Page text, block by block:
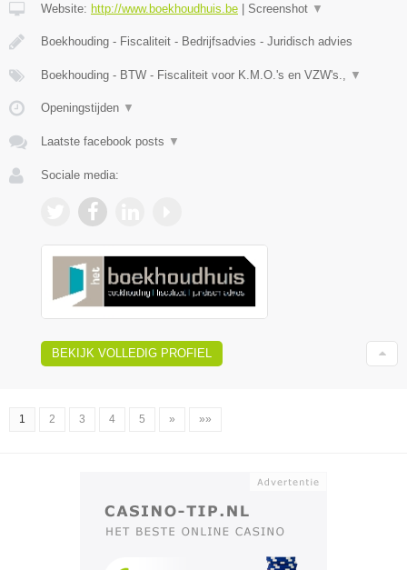
Website: http://www.boekhoudhuis.be Screenshot ▼
Boekhouding - Fiscaliteit - Bedrijfsadvies - Juridisch advies
Boekhouding - BTW - Fiscaliteit voor K.M.O.'s en VZW's., ▼
Openingstijden ▼
Laatste facebook posts ▼
Sociale media:
BEKIJK VOLLEDIG PROFIEL
1 2 3 4 5 » »»